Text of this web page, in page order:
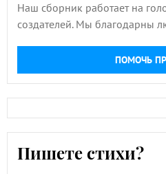
Наш сборник работает на
создателей. Мы благодарны
ПОМОЧЬ
Пишете стихи?